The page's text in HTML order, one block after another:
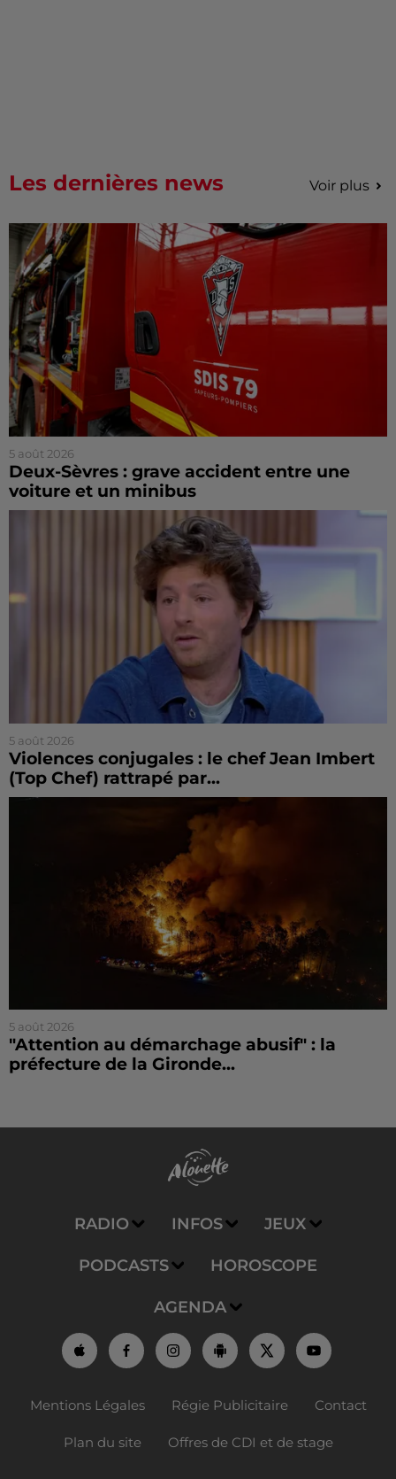
Les dernières news Voir plus
5 août 2026
Deux-Sèvres : grave accident entre une
voiture et un minibus
5 août 2026
Violences conjugales : le chef Jean Imbert
(Top Chef) rattrapé par...
5 août 2026
"Attention au démarchage abusif" : la
préfecture de la Gironde...
RADIO INFOS JEUX
PODCASTS HOROSCOPE
AGENDA
Mentions Légales Régie Publicitaire Contact
Plan du site Offres de CDI et de stage